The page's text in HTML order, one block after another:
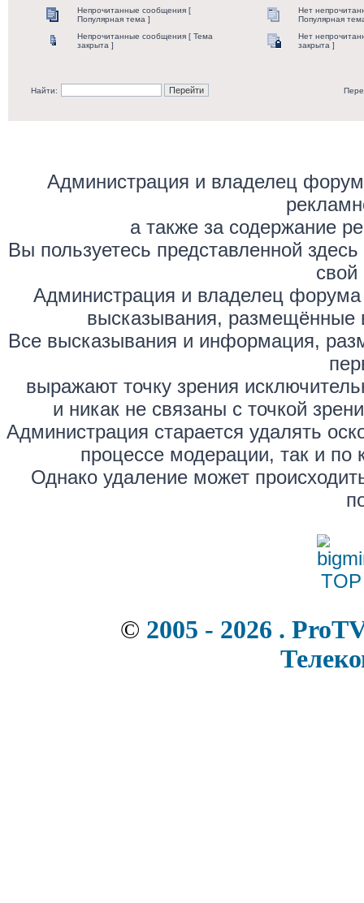
Непрочитанные сообщения [
Популярная тема ]
Нет
Популярная
Непрочитанные сообщения [ Тема
закрыта ]
Нет
закрыта ]
Найти:
Администрация и владелец
а также за содержание
Вы пользуетесь представленной
свой
Администрация и владелец форума
высказывания, размещённые
Все высказывания и информация,
выражают точку зрения
и никак не связаны с точкой
Администрация старается удалять
процессе модерации, так и по
Однако удаление может
© 2005 - 2026 .